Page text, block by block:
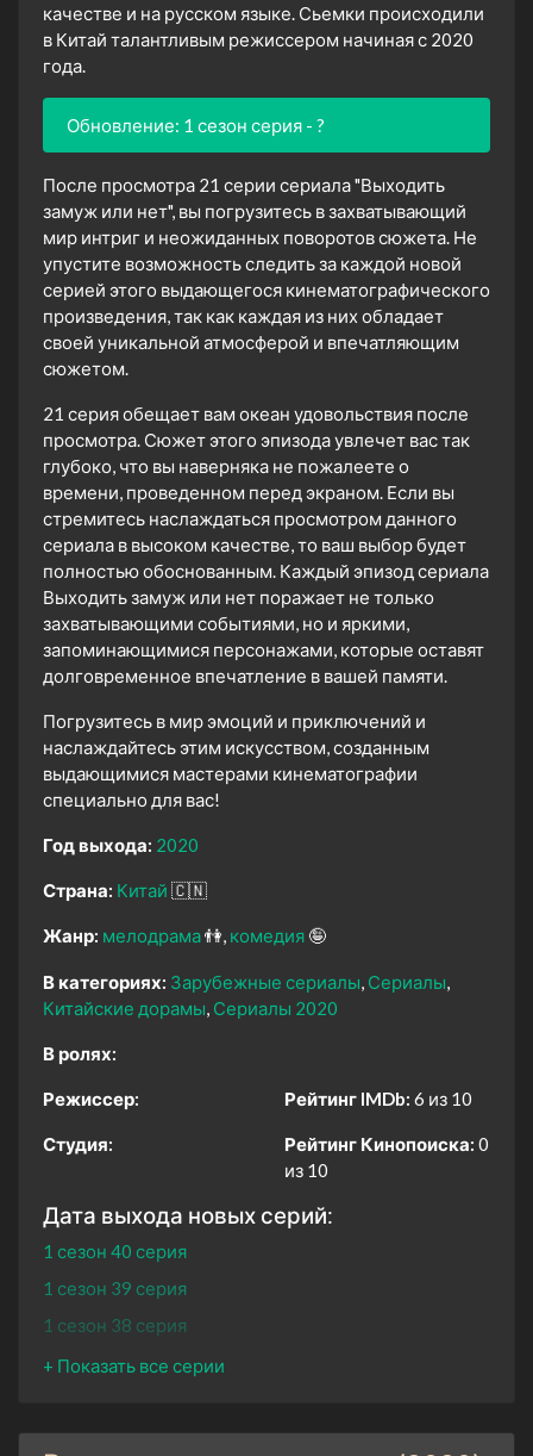
качестве и на русском языке. Сьемки происходили
в Китай талантливым режиссером начиная с 2020
года.
Обновление: 1 сезон серия - ?
После просмотра 21 серии сериала "Выходить
замуж или нет", вы погрузитесь в захватывающий
мир интриг и неожиданных поворотов сюжета. Не
упустите возможность следить за каждой новой
серией этого выдающегося кинематографического
произведения, так как каждая из них обладает
своей уникальной атмосферой и впечатляющим
сюжетом.
21 серия обещает вам океан удовольствия после
просмотра. Сюжет этого эпизода увлечет вас так
глубоко, что вы наверняка не пожалеете о
времени, проведенном перед экраном. Если вы
стремитесь наслаждаться просмотром данного
сериала в высоком качестве, то ваш выбор будет
полностью обоснованным. Каждый эпизод сериала
Выходить замуж или нет поражает не только
захватывающими событиями, но и яркими,
запоминающимися персонажами, которые оставят
долговременное впечатление в вашей памяти.
Погрузитесь в мир эмоций и приключений и
наслаждайтесь этим искусством, созданным
выдающимися мастерами кинематографии
специально для вас!
Год выхода: 2020
Страна: Китай 🇨🇳
Жанр: мелодрама👫 комедия 🤪
В категориях: Зарубежные сериалы Сериалы
Китайские дорамы Сериалы 2020
В ролях:
Режиссер:
Студия:
Рейтинг IMDb: 6 из 10
Рейтинг Кинопоиска: 0
из 10
Дата выхода новых серий:
1 сезон 40 серия
1 сезон 39 серия
1 сезон 38 серия
1 сезон 37 серия
1 сезон 35 серия